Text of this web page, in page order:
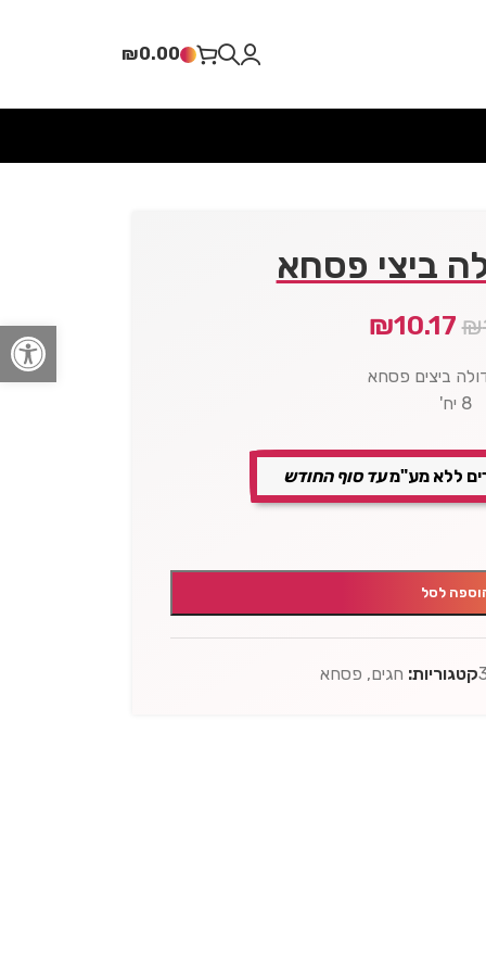
פתח
₪0.00
ביצי פסחא
₪
₪10.17
ביצים פסחא
8 יח'
ללא מע"מעד סוף החודש
לסל
קטגוריות: חגים, פסחא